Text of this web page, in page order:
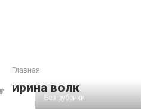
Главная
ирина волк
Без рубрики